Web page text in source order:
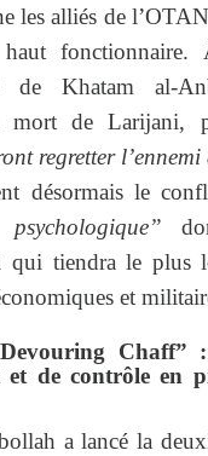
les alliés de
haut fonctionnaire.
de Khatam al-
mort de Larijani,
regretter
désormais le
qui tiendra le plus
et
Chaff” :
et de contrôle en
a lancé la